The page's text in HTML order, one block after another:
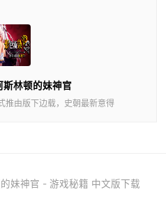
斯林顿的妹神官
推由版下边载，史朝最新意得
妹神官 - 游戏秘籍 中文版下载